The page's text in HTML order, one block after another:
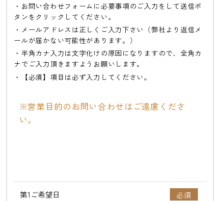
・お問い合わせフォームに必要事項のご入力をして送信ボ
タンをクリックしてください。
・メールアドレスは正しくご入力下さい（弊社より返信メ
ールが届かない可能性があります。）
・半角カナ入力は文字化けの原因になりますので、全角カ
ナでご入力頂きますようお願いします。
・【必須】項目は必ず入力してください。
※営業目的のお問い合わせはご遠慮くださ
い。
第1ご希望日